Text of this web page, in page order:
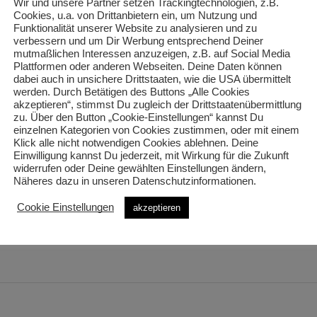
fields are marked
Wir und unsere Partner setzen Trackingtechnologien, z.B.
Cookies, u.a. von Drittanbietern ein, um Nutzung und
Funktionalität unserer Website zu analysieren und zu
verbessern und um Dir Werbung entsprechend Deiner
mutmaßlichen Interessen anzuzeigen, z.B. auf Social Media
Plattformen oder anderen Webseiten. Deine Daten können
dabei auch in unsichere Drittstaaten, wie die USA übermittelt
werden. Durch Betätigen des Buttons „Alle Cookies
akzeptieren“, stimmst Du zugleich der Drittstaatenübermittlung
zu. Über den Button „Cookie-Einstellungen“ kannst Du
einzelnen Kategorien von Cookies zustimmen, oder mit einem
Klick alle nicht notwendigen Cookies ablehnen. Deine
Einwilligung kannst Du jederzeit, mit Wirkung für die Zukunft
widerrufen oder Deine gewählten Einstellungen ändern,
Näheres dazu in unseren Datenschutzinformationen.
Cookie Einstellungen akzeptieren